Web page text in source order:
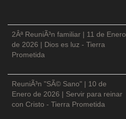
2Âª ReuniÃ³n familiar | 11 de Enero
de 2026 | Dios es luz - Tierra
Prometida
ReuniÃ³n "SÃ© Sano" | 10 de
Enero de 2026 | Servir para reinar
con Cristo - Tierra Prometida